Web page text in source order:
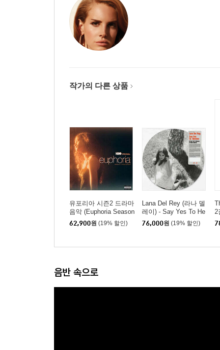
작가의 다른 상품
유포리아 시즌2 드라마
음악 (Euphoria Season
2 OST) [투명 오렌지
컬러 LP]
62,900원 (19% 할인)
Lana Del Rey (라나 델
레이) - Say Yes To He
aven [픽쳐디스크 7인
치 Vinyl]
76,000원 (19% 할인)
2
음반 속으로